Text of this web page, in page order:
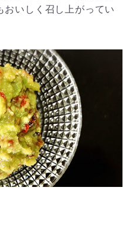
いしく召し上がってい